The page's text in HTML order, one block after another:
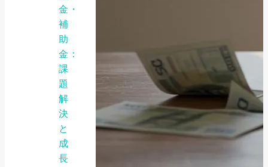
金・
補
助
金：
課
題
解
決
と
成
長